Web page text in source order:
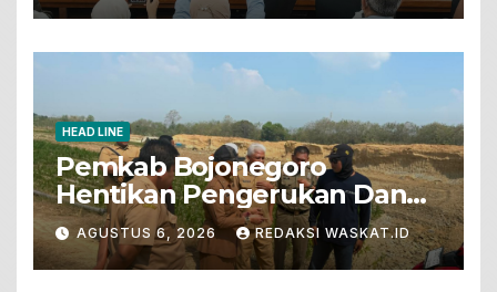
HEAD LINE
Pemkab Bojonegoro
Hentikan Pengerukan Dan
Penjualan Tanah Dari Lahan
Pertanian
AGUSTUS 6, 2026 REDAKSI WASKAT.ID